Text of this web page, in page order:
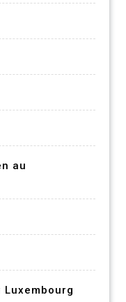
au
Luxembourg